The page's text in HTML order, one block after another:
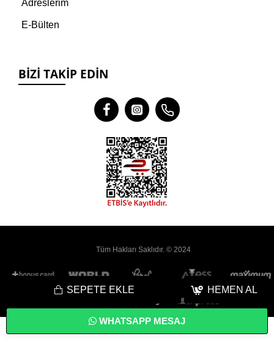
SEPETE EKLE HEMEN AL
WHATSAPP MESAJ
Adreslerim
E-Bülten
BIZI TAKIP EDIN
Tüm Hakları Saklıdır. © 2024